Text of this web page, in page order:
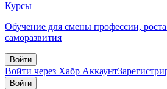
Курсы
Обучение для смены профессии, роста
саморазвития
Войти
Войти через Хабр Аккаунт
Войти